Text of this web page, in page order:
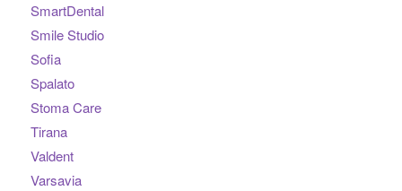
SmartDental
Smile Studio
Sofia
Spalato
Stoma Care
Tirana
Valdent
Varsavia